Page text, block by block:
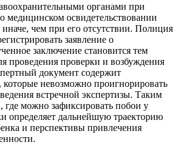
органами при
медицинском освидетельствовании
чем при его отсутствии. Полиция
заявление о
заключение становится тем
проведения проверки и возбуждения
документ содержит
невозможно проигнорировать
встречной экспертизы. Таким
где можно зафиксировать побои у
определяет дальнейшую траекторию
и перспективы привлечения